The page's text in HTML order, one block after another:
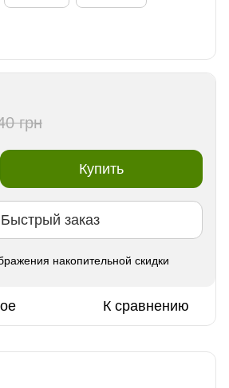
грн
Купить
Быстрый заказ
накопительной скидки
К сравнению